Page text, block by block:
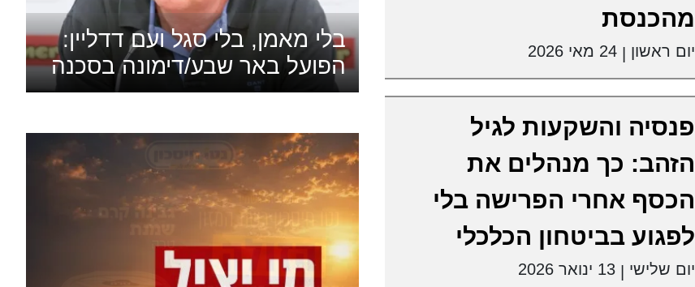
מהכנסת
יום ראשון 24 מאי 2026
פנסיה והשקעות לגיל
הזהב: כך מנהלים את
הכסף אחרי הפרישה בלי
לפגוע בביטחון הכלכלי
יום שלישי 13 ינואר 2026
בלי מאמן, בלי סגל ועם דדליין:
הפועל באר שבע/דימונה בסכנה